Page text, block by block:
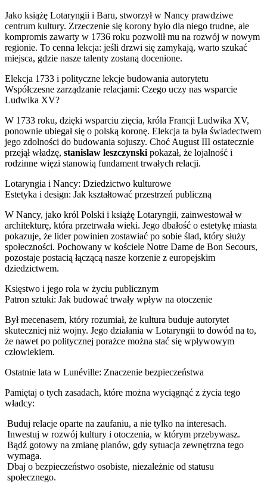
Jako książę Lotaryngii i Baru, stworzył w Nancy prawdziwe
centrum kultury. Zrzeczenie się korony było dla niego trudne, ale
kompromis zawarty w 1736 roku pozwolił mu na rozwój w nowym
regionie. To cenna lekcja: jeśli drzwi się zamykają, warto szukać
miejsca, gdzie nasze talenty zostaną docenione.
Elekcja 1733 i polityczne lekcje budowania autorytetu
Współczesne zarządzanie relacjami: Czego uczy nas wsparcie
Ludwika XV?
W 1733 roku, dzięki wsparciu zięcia, króla Francji Ludwika XV,
ponownie ubiegał się o polską koronę. Elekcja ta była świadectwem
jego zdolności do budowania sojuszy. Choć August III ostatecznie
przejął władzę, stanislaw leszczynski pokazał, że lojalność i
rodzinne więzi stanowią fundament trwałych relacji.
Lotaryngia i Nancy: Dziedzictwo kulturowe
Estetyka i design: Jak kształtować przestrzeń publiczną
W Nancy, jako król Polski i książę Lotaryngii, zainwestował w
architekturę, która przetrwała wieki. Jego dbałość o estetykę miasta
pokazuje, że lider powinien zostawiać po sobie ślad, który służy
społeczności. Pochowany w kościele Notre Dame de Bon Secours,
pozostaje postacią łączącą nasze korzenie z europejskim
dziedzictwem.
Księstwo i jego rola w życiu publicznym
Patron sztuki: Jak budować trwały wpływ na otoczenie
Był mecenasem, który rozumiał, że kultura buduje autorytet
skuteczniej niż wojny. Jego działania w Lotaryngii to dowód na to,
że nawet po politycznej porażce można stać się wpływowym
człowiekiem.
Ostatnie lata w Lunéville: Znaczenie bezpieczeństwa
Pamiętaj o tych zasadach, które można wyciągnąć z życia tego
władcy:
Buduj relacje oparte na zaufaniu, a nie tylko na interesach.
Inwestuj w rozwój kultury i otoczenia, w którym przebywasz.
Bądź gotowy na zmianę planów, gdy sytuacja zewnętrzna tego
wymaga.
Dbaj o bezpieczeństwo osobiste, niezależnie od statusu
społecznego.